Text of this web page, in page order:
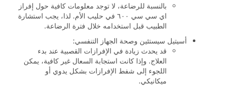
بالنسبة للرضاعة، لا توجد معلومات كافية حول إفراز
اي سي سي ٦٠٠ في حليب الأم. لذا، يجب استشارة
الطبيب قبل استخدامه خلال فترة الرضاعة.
أسيتيل سيستئين وصحة الجهاز التنفسي:
قد يحدث زيادة في الإفرازات القصبية عند بدء
العلاج. وإذا كانت استجابة السعال غير كافية، يمكن
اللجوء إلى شفط الإفرازات بشكل يدوي أو
ميكانيكي.